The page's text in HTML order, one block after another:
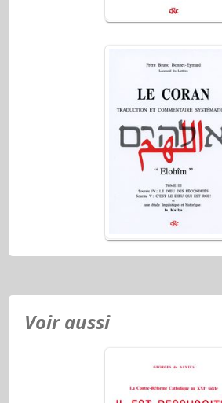
Voir aussi